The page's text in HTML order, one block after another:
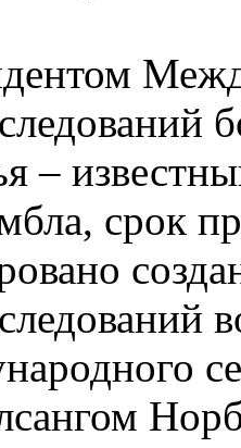
–
срок